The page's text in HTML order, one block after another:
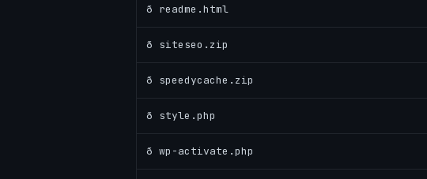
ð readme.html
ð siteseo.zip
ð speedycache.zip
ð style.php
ð wp-activate.php